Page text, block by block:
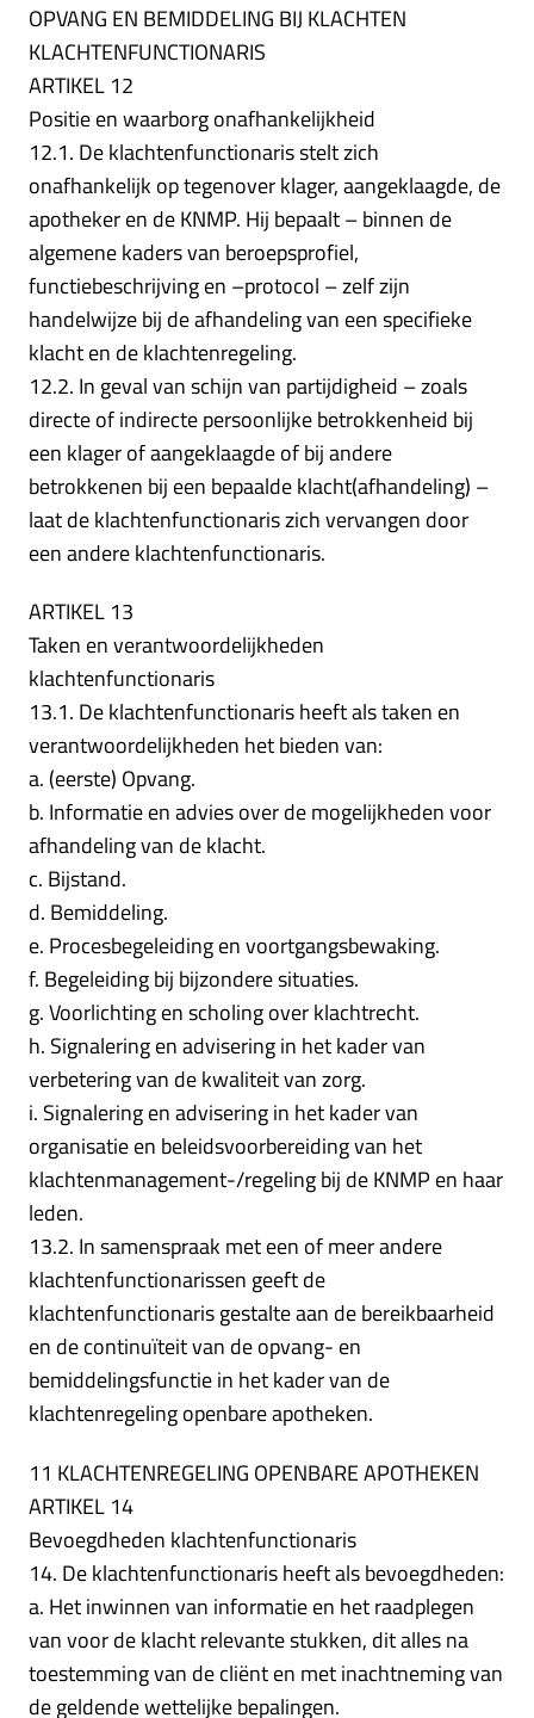
OPVANG EN BEMIDDELING BIJ KLACHTEN
KLACHTENFUNCTIONARIS
ARTIKEL 12
Positie en waarborg onafhankelijkheid
12.1. De klachtenfunctionaris stelt zich
onafhankelijk op tegenover klager, aangeklaagde, de
apotheker en de KNMP. Hij bepaalt – binnen de
algemene kaders van beroepsprofiel,
functiebeschrijving en –protocol – zelf zijn
handelwijze bij de afhandeling van een specifieke
klacht en de klachtenregeling.
12.2. In geval van schijn van partijdigheid – zoals
directe of indirecte persoonlijke betrokkenheid bij
een klager of aangeklaagde of bij andere
betrokkenen bij een bepaalde klacht(afhandeling) –
laat de klachtenfunctionaris zich vervangen door
een andere klachtenfunctionaris.
ARTIKEL 13
Taken en verantwoordelijkheden
klachtenfunctionaris
13.1. De klachtenfunctionaris heeft als taken en
verantwoordelijkheden het bieden van:
a. (eerste) Opvang.
b. Informatie en advies over de mogelijkheden voor
afhandeling van de klacht.
c. Bijstand.
d. Bemiddeling.
e. Procesbegeleiding en voortgangsbewaking.
f. Begeleiding bij bijzondere situaties.
g. Voorlichting en scholing over klachtrecht.
h. Signalering en advisering in het kader van
verbetering van de kwaliteit van zorg.
i. Signalering en advisering in het kader van
organisatie en beleidsvoorbereiding van het
klachtenmanagement-/regeling bij de KNMP en haar
leden.
13.2. In samenspraak met een of meer andere
klachtenfunctionarissen geeft de
klachtenfunctionaris gestalte aan de bereikbaarheid
en de continuïteit van de opvang- en
bemiddelingsfunctie in het kader van de
klachtenregeling openbare apotheken.
11 KLACHTENREGELING OPENBARE APOTHEKEN
ARTIKEL 14
Bevoegdheden klachtenfunctionaris
14. De klachtenfunctionaris heeft als bevoegdheden:
a. Het inwinnen van informatie en het raadplegen
van voor de klacht relevante stukken, dit alles na
toestemming van de cliënt en met inachtneming van
de geldende wettelijke bepalingen.